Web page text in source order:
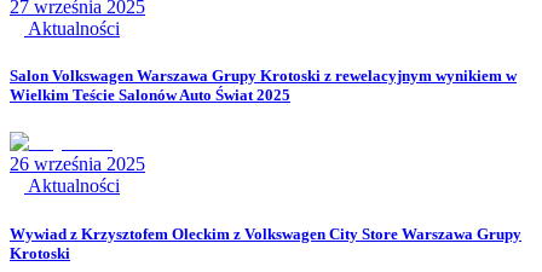
27 września 2025
Aktualności
Salon Volkswagen Warszawa Grupy Krotoski z rewelacyjnym wynikiem w
Wielkim Teście Salonów Auto Świat 2025
26 września 2025
Aktualności
Wywiad z Krzysztofem Oleckim z Volkswagen City Store Warszawa Grupy
Krotoski